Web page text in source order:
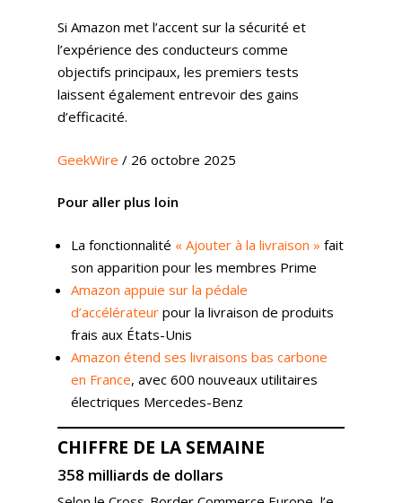
Si Amazon met l’accent sur la sécurité et
l’expérience des conducteurs comme
objectifs principaux, les premiers tests
laissent également entrevoir des gains
d’efficacité.
GeekWire / 26 octobre 2025
Pour aller plus loin
La fonctionnalité « Ajouter à la livraison » fait
son apparition pour les membres Prime
Amazon appuie sur la pédale
d’accélérateur pour la livraison de produits
frais aux États-Unis
Amazon étend ses livraisons bas carbone
en France, avec 600 nouveaux utilitaires
électriques Mercedes-Benz
CHIFFRE DE LA SEMAINE
358 milliards de dollars